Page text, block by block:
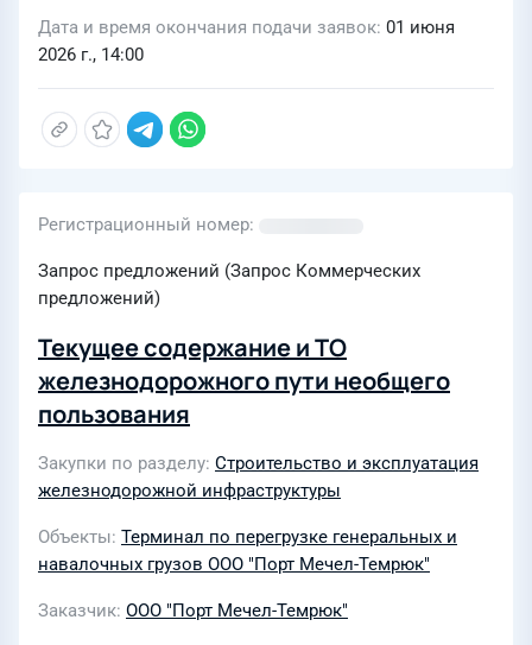
Дата и время окончания подачи заявок 01 июня
2026 г., 14:00
Регистрационный номер
Запрос предложений (Запрос Коммерческих
предложений)
Текущее содержание и ТО
железнодорожного пути необщего
пользования
Закупки по разделу Строительство и эксплуатация
железнодорожной инфраструктуры
Объекты Терминал по перегрузке генеральных и
навалочных грузов ООО "Порт Мечел-Темрюк"
Заказчик ООО "Порт Мечел-Темрюк"